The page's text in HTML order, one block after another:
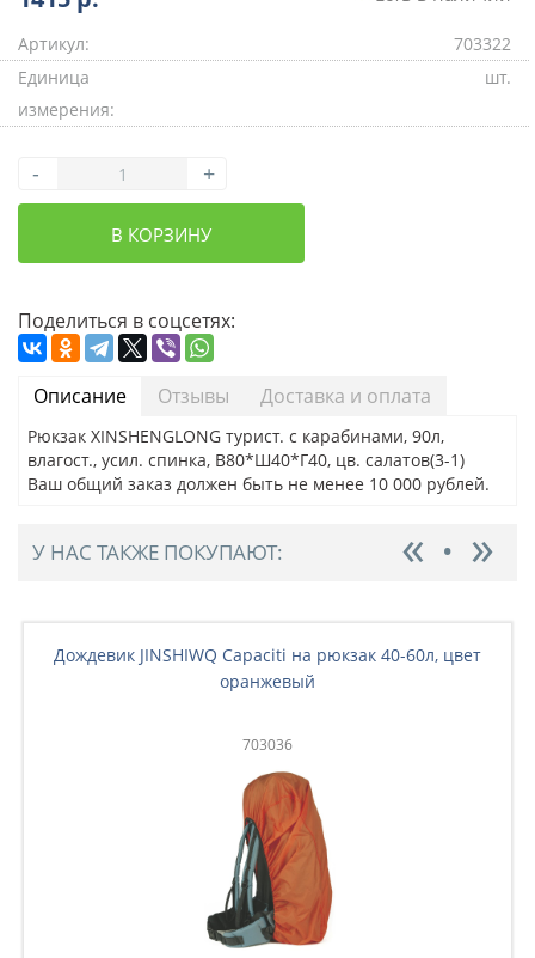
Артикул:
703322
Единица
измерения:
шт.
- +
В КОРЗИНУ
Поделиться в соцсетях:
Описание Отзывы Доставка и оплата
Рюкзак XINSHENGLONG турист. с карабинами, 90л,
влагост., усил. спинка, В80*Ш40*Г40, цв. салатов(3-1)
Ваш общий заказ должен быть не менее 10 000 рублей.
У НАС ТАКЖЕ ПОКУПАЮТ:
Дождевик JINSHIWQ Capaciti на рюкзак 40-60л, цвет
оранжевый
703036